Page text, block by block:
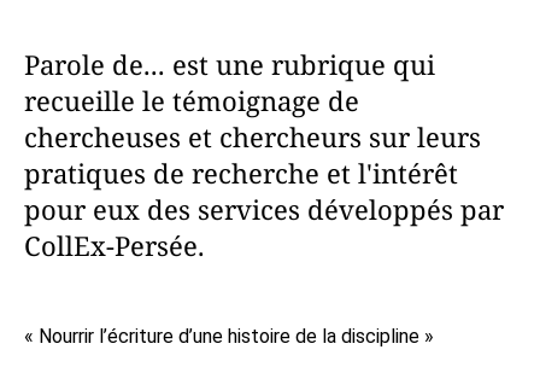
Parole de... est une rubrique qui
recueille le témoignage de
chercheuses et chercheurs sur leurs
pratiques de recherche et l'intérêt
pour eux des services développés par
CollEx-Persée.
« Nourrir l’écriture d’une histoire de la discipline »